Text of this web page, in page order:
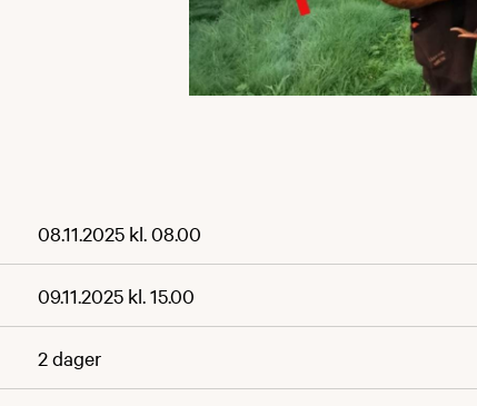
08.11.2025 kl. 08.00
09.11.2025 kl. 15.00
2 dager